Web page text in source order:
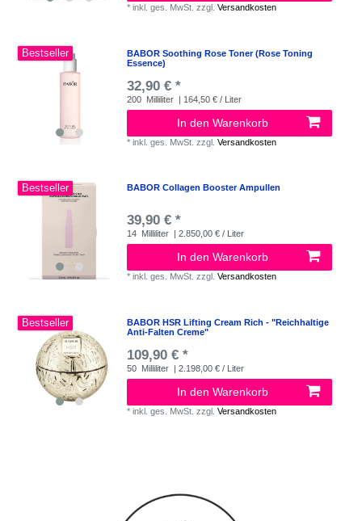
*inkl. ges. MwSt. zzgl.Versandkosten
Bestseller
BABOR Soothing Rose Toner (Rose Toning
Essence)
32,90 € *
200 Milliliter | 164,50 € / Liter
In den Warenkorb
*inkl. ges. MwSt. zzgl.Versandkosten
Bestseller BABOR Collagen Booster Ampullen
39,90 € *
14 Milliliter | 2.850,00 € / Liter
In den Warenkorb
*inkl. ges. MwSt. zzgl.Versandkosten
Bestseller
BABOR HSR Lifting Cream Rich - "Reichhaltige
Anti-Falten Creme"
109,90 € *
50 Milliliter | 2.198,00 € / Liter
In den Warenkorb
*inkl. ges. MwSt. zzgl.Versandkosten